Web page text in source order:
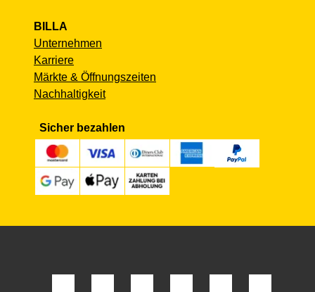
BILLA
Unternehmen
Karriere
Märkte & Öffnungszeiten
Nachhaltigkeit
Sicher bezahlen